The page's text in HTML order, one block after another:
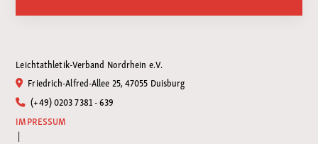
Leichtathletik-Verband Nordrhein e.V.
Friedrich-Alfred-Allee 25, 47055 Duisburg
(+49) 0203 7381 - 639
IMPRESSUM
|